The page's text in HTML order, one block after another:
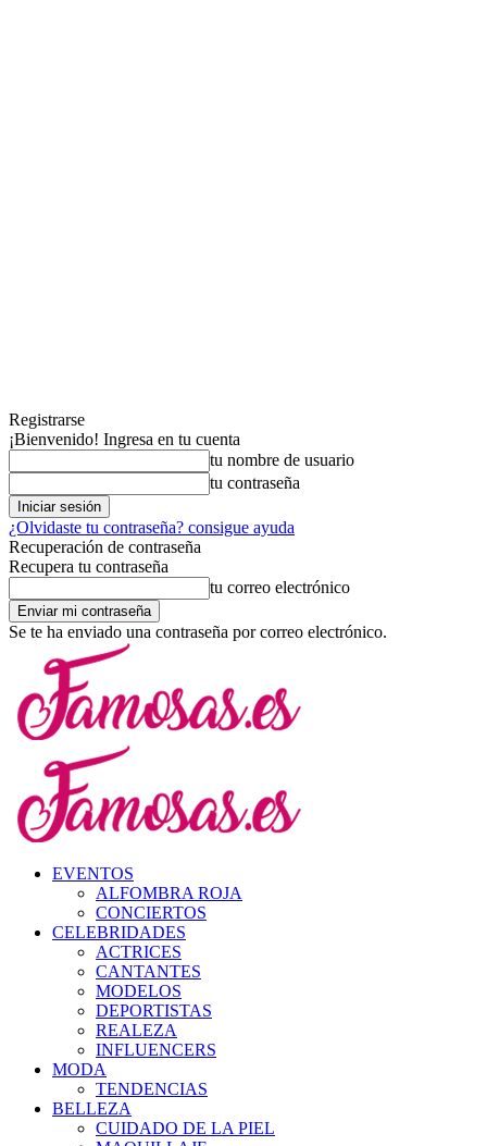
Registrarse
¡Bienvenido! Ingresa en tu cuenta
tu nombre de usuario
tu contraseña
¿Olvidaste tu contraseña? consigue ayuda
Recuperación de contraseña
Recupera tu contraseña
tu correo electrónico
Se te ha enviado una contraseña por correo electrónico.
EVENTOS
ALFOMBRA ROJA
CONCIERTOS
CELEBRIDADES
ACTRICES
CANTANTES
MODELOS
DEPORTISTAS
REALEZA
INFLUENCERS
MODA
TENDENCIAS
BELLEZA
CUIDADO DE LA PIEL